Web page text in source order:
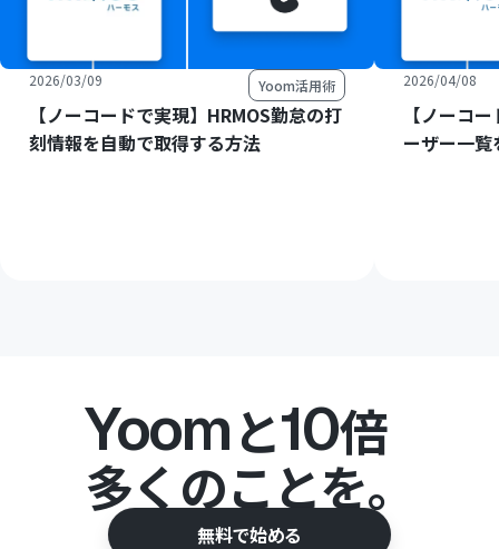
2026/03/09 Yoom活用術
【ノーコードで実現】HRMOS勤怠の打
刻情報を自動で取得する方法
2026/04/08
【ノーコ
ーザー一
Yoomと10倍
多くのことを。
無料で始める